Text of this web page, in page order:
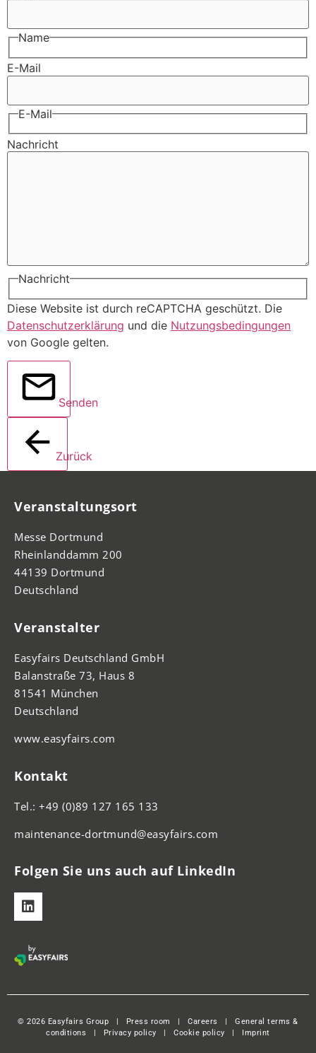
Name
E-Mail
E-Mail
Nachricht
Nachricht
Diese Website ist durch reCAPTCHA geschützt. Die
Datenschutzerklärung und die Nutzungsbedingungen
von Google gelten.
Senden
Zurück
Veranstaltungsort
Messe Dortmund
Rheinlanddamm 200
44139 Dortmund
Deutschland
Veranstalter
Easyfairs Deutschland GmbH
Balanstraße 73, Haus 8
81541 München
Deutschland
www.easyfairs.com
Kontakt
Tel.: +49 (0)89 127 165 133
maintenance-dortmund@easyfairs.com
Folgen Sie uns auch auf LinkedIn
© 2026 Easyfairs Group Press room |Careers |General terms &
conditions
Privacy policy |Cookie policy Imprint